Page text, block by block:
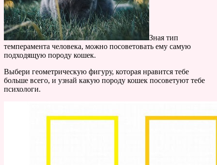
Зная тип
темперамента человека, можно посоветовать ему самую
подходящую породу кошек.
Выбери геометрическую фигуру, которая нравится тебе
больше всего, и узнай какую породу кошек посоветуют тебе
психологи.